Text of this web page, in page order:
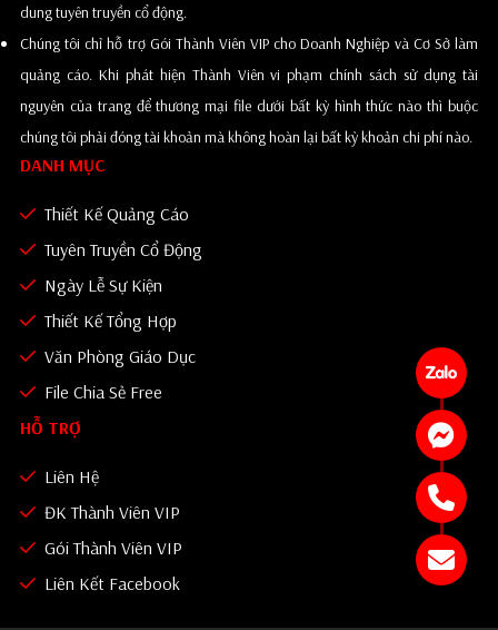
dung tuyên truyền cổ động.
Chúng tôi chỉ hỗ trợ Gói Thành Viên VIP cho Doanh Nghiệp và Cơ Sở làm
quảng cáo. Khi phát hiện Thành Viên vi phạm chính sách sử dụng tài
nguyên của trang để thương mại file dưới bất kỳ hình thức nào thì buộc
chúng tôi phải đóng tài khoản mà không hoàn lại bất kỳ khoản chi phí nào.
DANH MỤC
Thiết Kế Quảng Cáo
Tuyên Truyền Cổ Động
Ngày Lễ Sự Kiện
Thiết Kế Tổng Hợp
Văn Phòng Giáo Dục
File Chia Sẻ Free
HỖ TRỢ
Liên Hệ
ĐK Thành Viên VIP
Gói Thành Viên VIP
Liên Kết Facebook